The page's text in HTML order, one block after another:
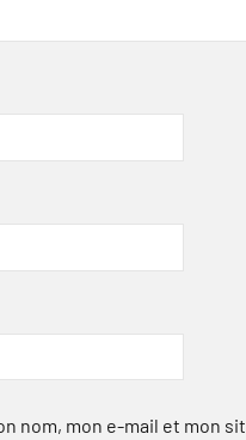
nom, mon e-mail et mon